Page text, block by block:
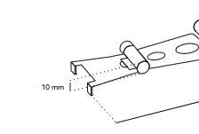
10 mm